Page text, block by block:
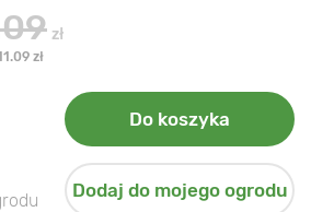
zł
zł
Do koszyka
Dodaj do mojego ogrodu